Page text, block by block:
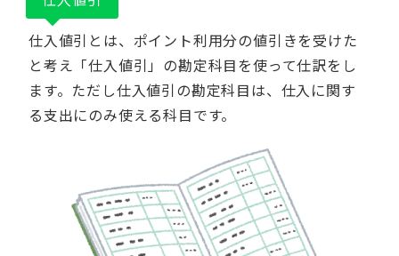
仕入値引とは、ポイント利用分の値引きを受けた
と考え「仕入値引」の勘定科目を使って仕訳をし
ます。ただし仕入値引の勘定科目は、仕入に関す
る支出にのみ使える科目です。